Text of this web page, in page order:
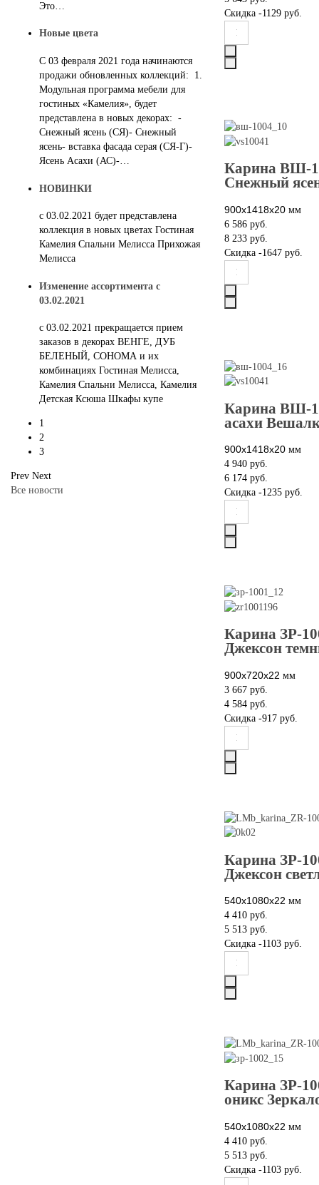
Скидка -1129 руб.
Карина ВШ-
Снежный
900х1418х20 мм
6 586 руб.
8 233 руб.
Скидка -1647 руб.
Карина ВШ-
асахи
900х1418х20 мм
4 940 руб.
6 174 руб.
Скидка -1235 руб.
Карина ЗР-
Джексон
900x720x22 мм
3 667 руб.
4 584 руб.
Скидка -917 руб.
Карина ЗР-
Джексон
540x1080x22 мм
4 410 руб.
5 513 руб.
Скидка -1103 руб.
Карина ЗР-
оникс
540x1080x22 мм
4 410 руб.
5 513 руб.
Скидка -1103 руб.
Это…
Новые цвета
С 03 февраля 2021 года начинаются
продажи обновленных коллекций: 1.
Модульная программа мебели для
гостиных «Камелия», будет
представлена в новых декорах: -
Снежный ясень (СЯ)- Снежный
ясень- вставка фасада серая (СЯ-Г)-
Ясень Асахи (АС)-…
НОВИНКИ
с 03.02.2021 будет представлена
коллекция в новых цветах Гостиная
Камелия Спальни Мелисса Прихожая
Мелисса
Изменение ассортимента с
03.02.2021
c 03.02.2021 прекращается прием
заказов в декорах ВЕНГЕ, ДУБ
БЕЛЕНЫЙ, СОНОМА и их
комбинациях Гостиная Мелисса,
Камелия Спальни Мелисса, Камелия
Детская Ксюша Шкафы купе
1
2
3
Prev Next
Все новости